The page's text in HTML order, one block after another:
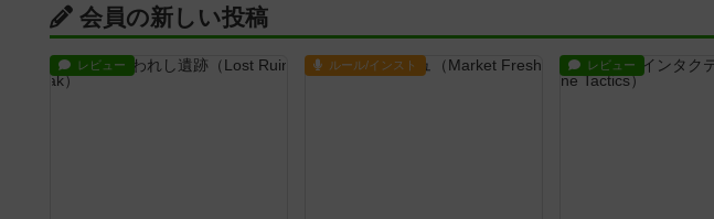
会員の新しい投稿
レビュー ルール/インスト レビュー